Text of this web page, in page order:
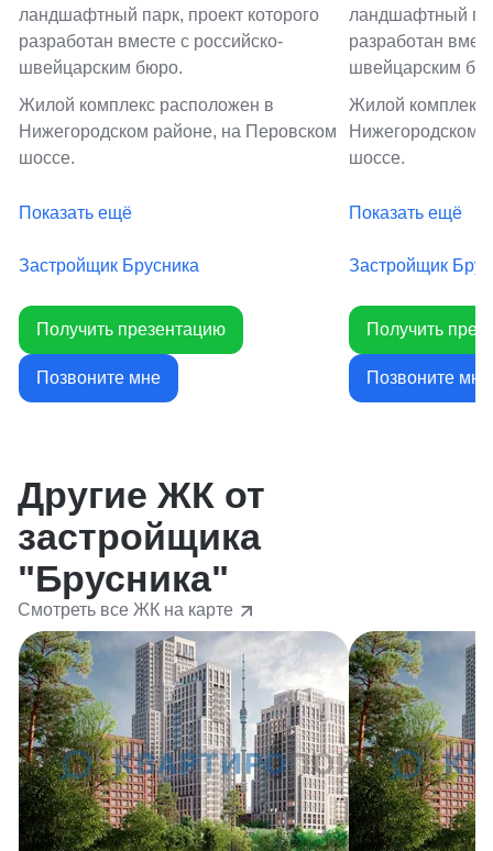
ландшафтный парк, проект которого
разработан вместе с российско-
швейцарским бюро.
Жилой комплекс расположен в
Нижегородском районе, на Перовском
шоссе.
Показать ещё
Застройщик Брусника
Получить презентацию
Позвоните мне
ландшафтный
разработан
швейцарским
Жилой комплекс
Нижегородском
шоссе.
Показать ещё
Застройщик
Получить
Позвоните мне
Другие ЖК от
застройщика
"Брусника"
Смотреть все ЖК на карте